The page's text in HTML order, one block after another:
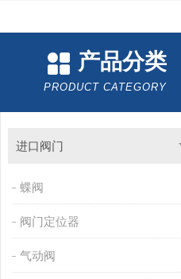
产品分类
PRODUCT CATEGORY
进口阀门
蝶阀
阀门定位器
气动阀